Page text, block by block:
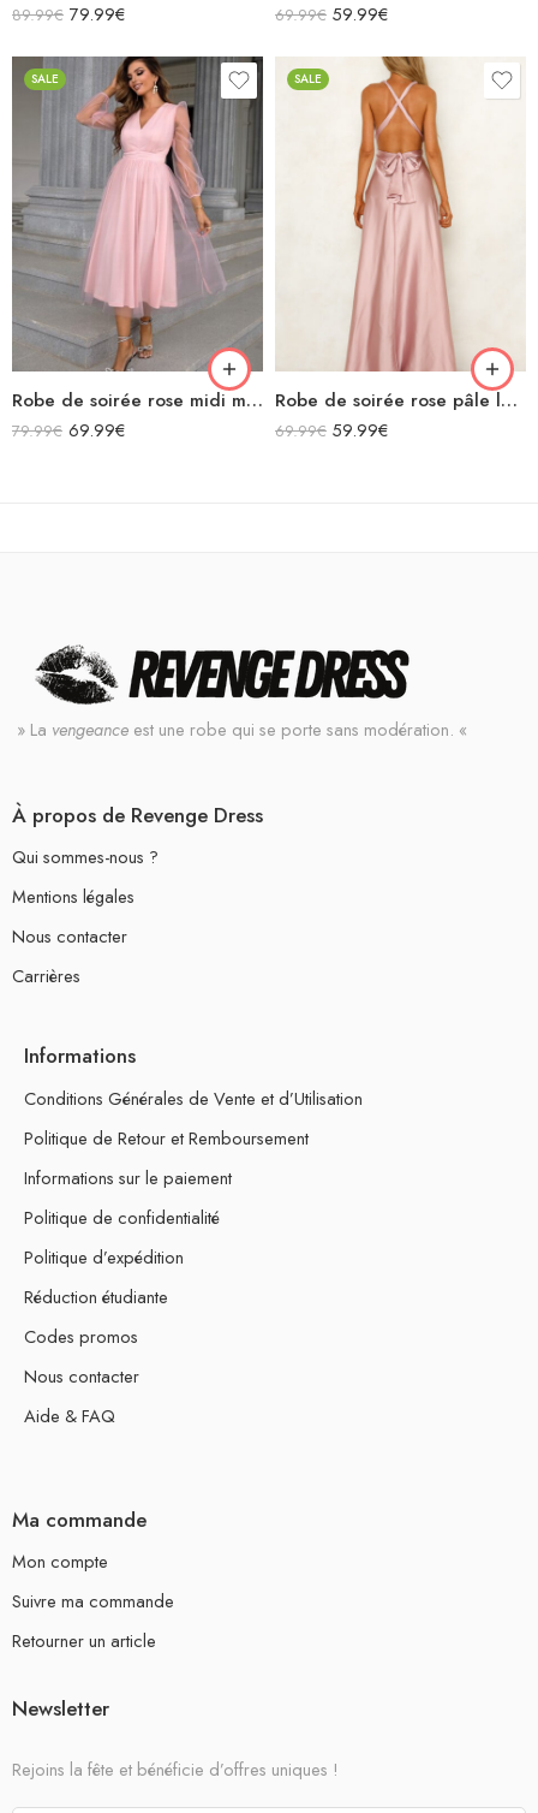
89.99€ 79.99€ 69.99€ 59.99€
SALE
Robe de soirée rose midi manches longues transparentes col v
79.99€ 69.99€
SALE
Robe de soirée rose pâle longue en satin sans manches décolleté v bretelles croisées dans le dos
69.99€ 59.99€
» La vengeance est une robe qui se porte sans modération. «
À propos de Revenge Dress
Qui sommes-nous ?
Mentions légales
Nous contacter
Carrières
Informations
Conditions Générales de Vente et d’Utilisation
Politique de Retour et Remboursement
Informations sur le paiement
Politique de confidentialité
Politique d’expédition
Réduction étudiante
Codes promos
Nous contacter
Aide & FAQ
Ma commande
Mon compte
Suivre ma commande
Retourner un article
Newsletter
Rejoins la fête et bénéficie d’offres uniques !